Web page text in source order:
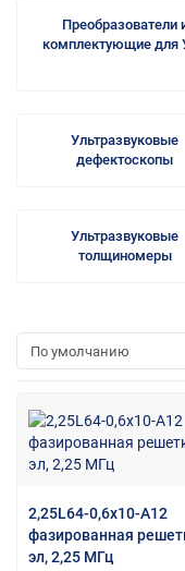
Преобразователи
комплектующие для
Ультразвуковые
дефектоскопы
Ультразвуковые
толщиномеры
2,25L64-0,6х10-A12
фазированная
эл, 2,25 МГц